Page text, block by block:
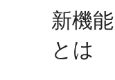
新機
とは